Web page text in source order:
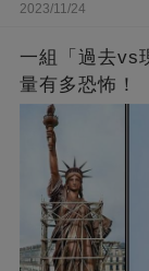
2023/11/24
一組「過去vs
量有多恐怖！